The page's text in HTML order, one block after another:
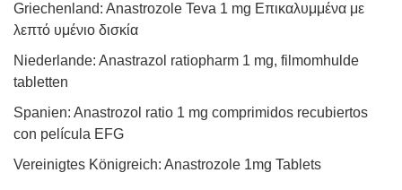
Griechenland: Anastrozole Teva 1 mg Επικαλυμμένα με
λεπτό υμένιο δισκία
Niederlande: Anastrazol ratiopharm 1 mg, filmomhulde
tabletten
Spanien: Anastrozol ratio 1 mg comprimidos recubiertos
con película EFG
Vereinigtes Königreich: Anastrozole 1mg Tablets